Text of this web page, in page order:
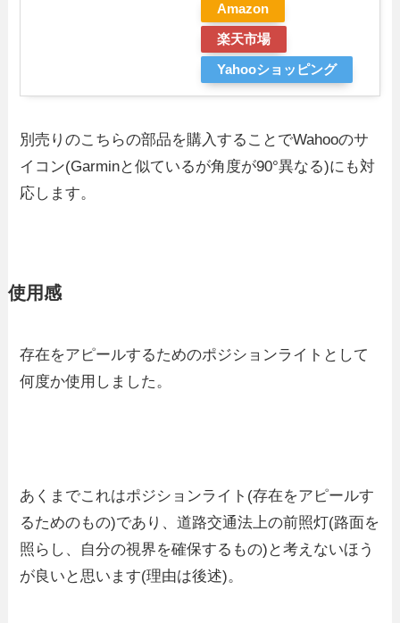
Amazon
楽天市場
Yahooショッピング
別売りのこちらの部品を購入することでWahooのサ
イコン(Garminと似ているが角度が90°異なる)にも対
応します。
使用感
存在をアピールするためのポジションライトとして
何度か使用しました。
あくまでこれはポジションライト(存在をアピールす
るためのもの)であり、道路交通法上の前照灯(路面を
照らし、自分の視界を確保するもの)と考えないほう
が良いと思います(理由は後述)。